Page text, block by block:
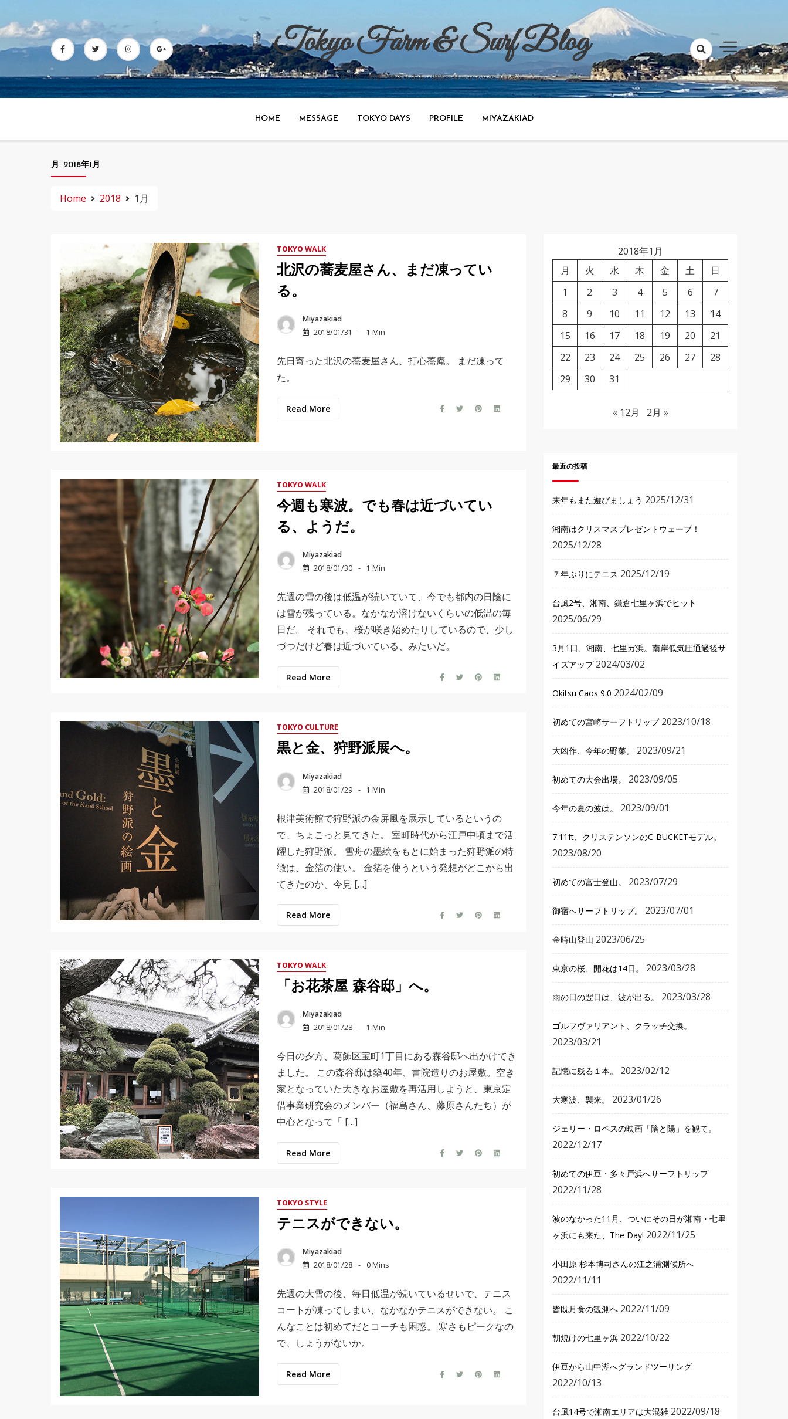
to
content
Tokyo Farm & Surf Blog
世田谷で野菜、渋谷で広告、湘南でサーフィンのブログ。
HOME MESSAGE TOKYO DAYS PROFILE MIYAZAKIAD
月: 2018年1月
Home 2018 1月
TOKYO WALK
北沢の蕎麦屋さん、まだ凍ってい
る。
Miyazakiad
2018/01/31
1 Min
先日寄った北沢の蕎麦屋さん、打心蕎庵。 まだ凍って
た。
Read More
TOKYO WALK
今週も寒波。でも春は近づいてい
る、ようだ。
Miyazakiad
2018/01/30
1 Min
先週の雪の後は低温が続いていて、今でも都内の日陰に
は雪が残っている。なかなか溶けないくらいの低温の毎
日だ。 それでも、桜が咲き始めたりしているので、少し
づつだけど春は近づいている、みたいだ。
Read More
TOKYO CULTURE
黒と金、狩野派展へ。
Miyazakiad
2018/01/29
1 Min
根津美術館で狩野派の金屏風を展示しているというの
で、ちょこっと見てきた。 室町時代から江戸中頃まで活
躍した狩野派。 雪舟の墨絵をもとに始まった狩野派の特
徴は、金箔の使い。 金箔を使うという発想がどこから出
てきたのか、今見 […]
Read More
TOKYO WALK
「お花茶屋 森谷邸」へ。
Miyazakiad
2018/01/28
1 Min
今日の夕方、葛飾区宝町1丁目にある森谷邸へ出かけてき
ました。 この森谷邸は築40年、書院造りのお屋敷。空き
家となっていた大きなお屋敷を再活用しようと、東京定
借事業研究会のメンバー（福島さん、藤原さんたち）が
中心となって「 […]
Read More
TOKYO STYLE
テニスができない。
Miyazakiad
2018/01/28
0 Mins
先週の大雪の後、毎日低温が続いているせいで、テニス
コートが凍ってしまい、なかなかテニスができない。 こ
んなことは初めてだとコーチも困惑。 寒さもピークなの
で、しょうがないか。
Read More
2018年1月
月
火 水 木 金 土
日
1
2 3 4 5 6
7
8
9 10 11 12 13
14
15
16 17 18 19 20
21
22
23 24 25 26 27
28
29
30 31
« 12月 2月 »
最近の投稿
来年もまた遊びましょう 2025/12/31
湘南はクリスマスプレゼントウェーブ！
2025/12/28
７年ぶりにテニス 2025/12/19
台風2号、湘南、鎌倉七里ヶ浜でヒット
2025/06/29
3月1日、湘南、七里ガ浜。南岸低気圧通過後サ
イズアップ 2024/03/02
Okitsu Caos 9.0 2024/02/09
初めての宮崎サーフトリップ 2023/10/18
大凶作、今年の野菜。 2023/09/21
初めての大会出場。 2023/09/05
今年の夏の波は。 2023/09/01
7.11ft、クリステンソンのC-BUCKETモデル。
2023/08/20
初めての富士登山。 2023/07/29
御宿へサーフトリップ。 2023/07/01
金時山登山 2023/06/25
東京の桜、開花は14日。 2023/03/28
雨の日の翌日は、波が出る。 2023/03/28
ゴルフヴァリアント、クラッチ交換。
2023/03/21
記憶に残る１本。 2023/02/12
大寒波、襲来。 2023/01/26
ジェリー・ロペスの映画「陰と陽」を観て。
2022/12/17
初めての伊豆・多々戸浜へサーフトリップ
2022/11/28
波のなかった11月、ついにその日が湘南・七里
ヶ浜にも来た、The Day! 2022/11/25
小田原 杉本博司さんの江之浦測候所へ
2022/11/11
皆既月食の観測へ 2022/11/09
朝焼けの七里ヶ浜 2022/10/22
伊豆から山中湖へグランドツーリング
2022/10/13
台風14号で湘南エリアは大混雑 2022/09/18